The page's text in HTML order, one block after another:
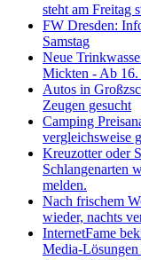
steht am Freitag
FW Dresden:
Samstag
Neue
Mickten - Ab 16.
Autos in
Zeugen gesucht
Camping
vergleichsweise
Kreuzotter oder
Schlangenarten
melden.
Nach frischem
wieder, nachts
InternetFame
Media-Lösungen